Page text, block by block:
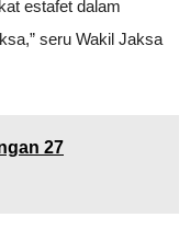
estafet dalam
seru Wakil Jaksa
27